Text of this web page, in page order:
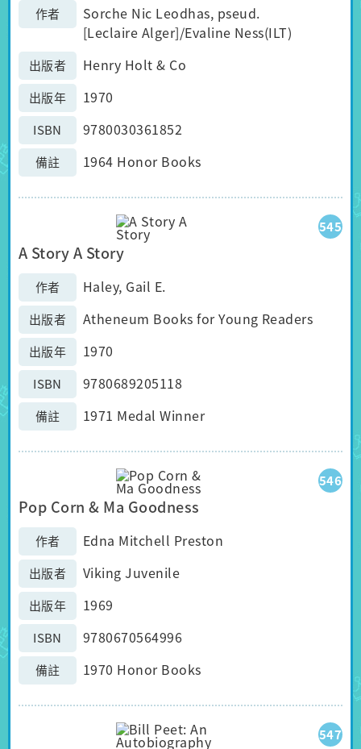
作者
Sorche Nic Leodhas, pseud.
[Leclaire Alger]/Evaline Ness(ILT)
出版者 Henry Holt & Co
出版年 1970
ISBN 9780030361852
備註 1964 Honor Books
545
A Story A Story
作者 Haley, Gail E.
出版者 Atheneum Books for Young Readers
出版年 1970
ISBN 9780689205118
備註 1971 Medal Winner
546
Pop Corn & Ma Goodness
作者 Edna Mitchell Preston
出版者 Viking Juvenile
出版年 1969
ISBN 9780670564996
備註 1970 Honor Books
547